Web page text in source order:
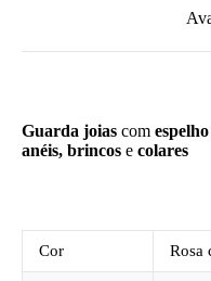
Guarda joias com espelho
anéis, brincos e colares
Cor Rosa